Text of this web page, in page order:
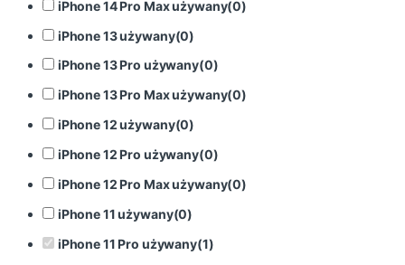
iPhone 14 Pro Max używany(0)
iPhone 13 używany(0)
iPhone 13 Pro używany(0)
iPhone 13 Pro Max używany(0)
iPhone 12 używany(0)
iPhone 12 Pro używany(0)
iPhone 12 Pro Max używany(0)
iPhone 11 używany(0)
iPhone 11 Pro używany(1)